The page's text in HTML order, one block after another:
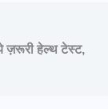
हेल्थ टेस्ट,